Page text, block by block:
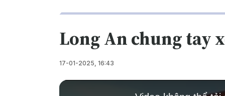
Long An chung tay
17-01-2025, 16:43
This